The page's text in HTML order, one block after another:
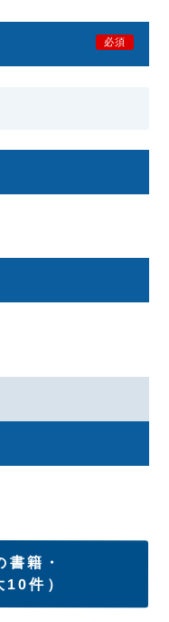
必須
書籍・
10件）